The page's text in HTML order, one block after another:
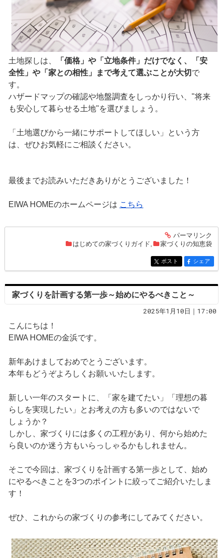
土地探しは、
「価格」や「立地条件」だけでなく、「安
全性」や「家との相性」まで考えて選ぶことが大切 で
す。
ハザードマップの確認や地盤調査をしっかり行い、"将来
も安心して暮らせる土地"を選びましょう。
「土地選びから一緒にサポートしてほしい」という方
は、ぜひお気軽にご相談ください。
最後までお読みいただきありがとうございました！
EIWA HOMEのホームページは こちら
entry254
パーマリンク
はじめての家づくりガイド
家づくりの知恵袋
entry254
ポスト entry254
シェア
家づくりを計画する第一歩～始めにやるべきこと～
2025年1月10日｜17:00
こんにちは！
EIWA HOMEの金浜です。
新年あけましておめでとうございます。
本年もどうぞよろしくお願いいたします。
新しい一年のスタートに、「家を建てたい」「理想の暮
らしを実現したい」とお考えの方も多いのではないで
しょうか？
しかし、家づくりには多くの工程があり、何から始めた
ら良いのか迷う方もいらっしゃるかもしれません。
そこで今回は、家づくりを計画する第一歩として、始め
にやるべきことを3つのポイントに絞ってご紹介いたしま
す！
ぜひ、これからの家づくりの参考にしてみてください。